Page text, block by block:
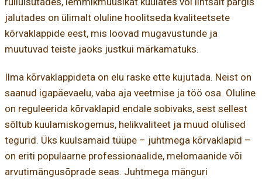
jalutades on ülimalt oluline hoolitseda kvaliteetsete
kõrvaklappide eest, mis loovad mugavustunde ja
muutuvad teiste jaoks justkui märkamatuks.
Ilma kõrvaklappideta on elu raske ette kujutada. Neist on
saanud igapäevaelu, vaba aja veetmise ja töö osa. Oluline
on reguleerida kõrvaklapid endale sobivaks, sest sellest
sõltub kuulamiskogemus, helikvaliteet ja muud olulised
tegurid. Üks kuulsamaid tüüpe – juhtmega kõrvaklapid –
on eriti populaarne professionaalide, melomaanide või
arvutimängusõprade seas. Juhtmega mänguri